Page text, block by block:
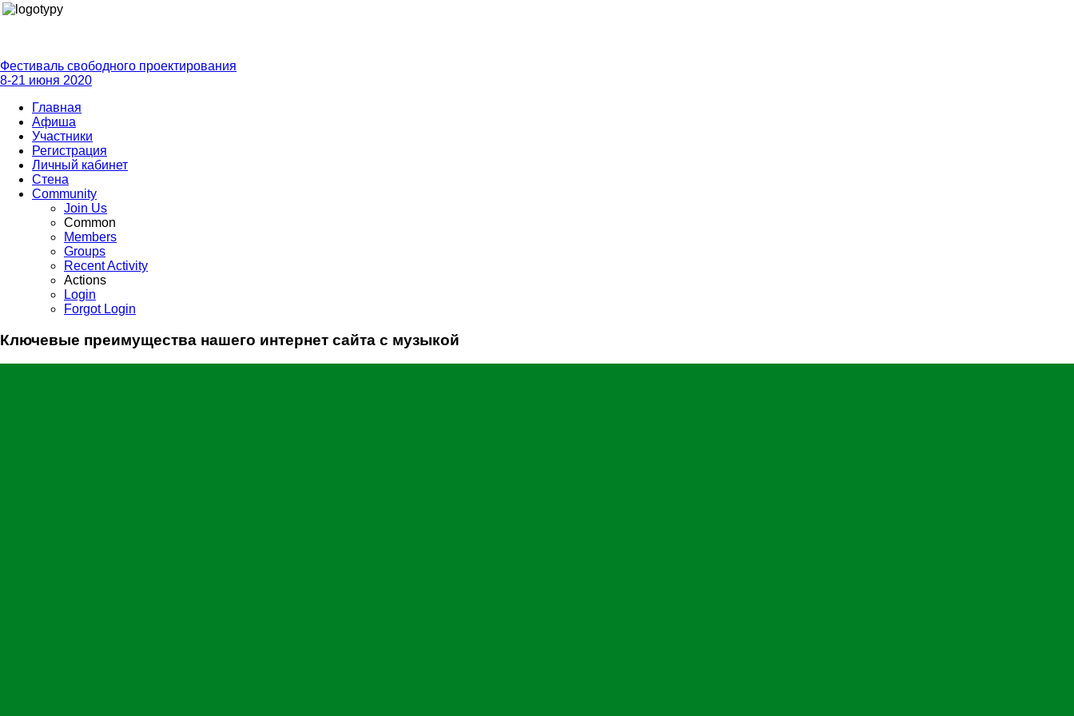
Фестиваль свободного проектирования
8-21 июня 2020
Главная
Афиша
Участники
Регистрация
Личный кабинет
Стена
Community
Join Us
Common
Members
Groups
Recent Activity
Actions
Login
Forgot Login
Ключевые преимущества нашего интернет сайта с музыкой